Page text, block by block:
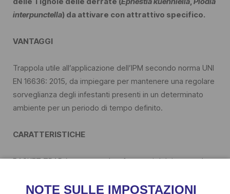
interpunctella) da attivare con attrattivo specifico.
VANTAGGI
Trappola utile all’applicazione dell’IPM secondo norma UNI
EN 16636: 2015, da impiegare per mantenere una regolare
sorveglianza degli infestanti presenti in un determinato
ambiente per un periodo di tempo definito.
CARATTERISTICHE
BASKET TRAP è una trappola a feromoni del tipo a caduta
- tetto verde con apposito scomparto dove inserire il